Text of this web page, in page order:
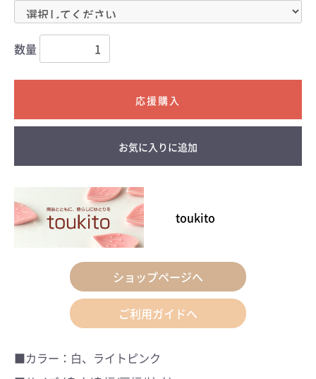
数量
お気に入りに追加
toukito
ショップページへ
ご利用ガイドへ
■カラー：白、ライトピンク